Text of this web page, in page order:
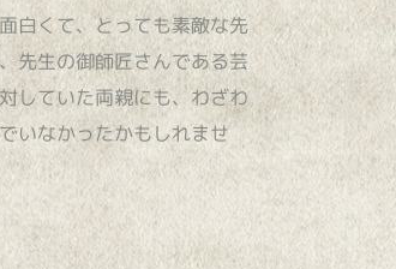
白くて、とっても素敵な先
先生の御師匠さんである芸
していた両親にも、わざわ
いなかったかもしれませ